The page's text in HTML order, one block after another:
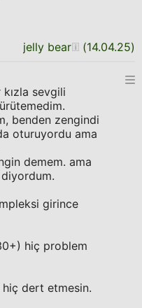
jelly bear (14.04.25)
sevgili
benden zengindi
oturuyordu ama
demem. ama
girince
hiç problem
hiç dert etmesin.